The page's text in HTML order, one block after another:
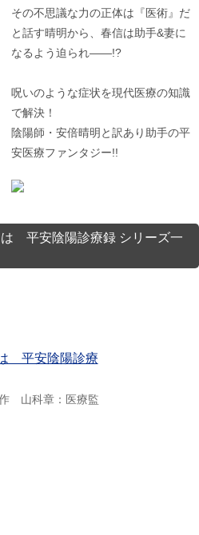
その不思議な力の正体は『医術』だ
と話す晴明から、春信は助手&妻に
なるよう迫られ――!?
呪いのような症状を現代医療の知識
で解決！
陰陽師・安倍晴明と訳あり助手の平
安医療ファンタジー!!
平安陰陽診療録 シリーズ一
平安陰陽診療
山科章：医療監